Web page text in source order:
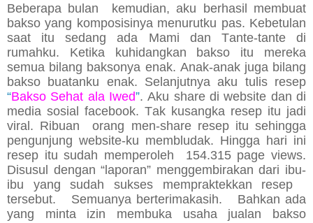
Beberapa bulan kemudian, aku berhasil membuat
bakso yang komposisinya menurutku pas. Kebetulan
saat itu sedang ada Mami dan Tante-tante di
rumahku. Ketika kuhidangkan bakso itu mereka
semua bilang baksonya enak. Anak-anak juga bilang
bakso buatanku enak. Selanjutnya aku tulis resep
“Bakso Sehat ala Iwed”. Aku share di website dan di
media sosial facebook. Tak kusangka resep itu jadi
viral. Ribuan orang men-share resep itu sehingga
pengunjung website-ku membludak. Hingga hari ini
resep itu sudah memperoleh 154.315 page views.
Disusul dengan “laporan” menggembirakan dari ibu-
ibu yang sudah sukses mempraktekkan resep
tersebut. Semuanya berterimakasih. Bahkan ada
yang minta izin membuka usaha jualan bakso